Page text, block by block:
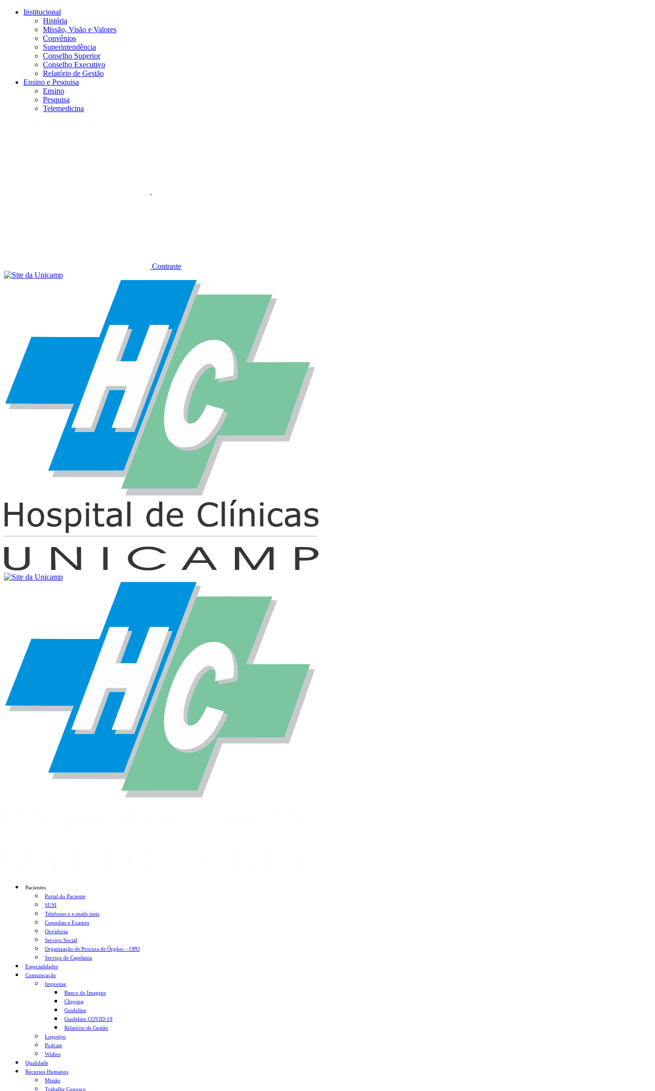
Conteúdo principal
Institucional
História
Missão, Visão e Valores
Convênios
Superintendência
Conselho Superior
Conselho Executivo
Relatório de Gestão
Ensino e Pesquisa
Ensino
Pesquisa
Telemedicina
Contraste
Pacientes
Portal do Paciente
SUSI
Telefones e e-mails úteis
Consultas e Exames
Ouvidoria
Serviço Social
Organização de Procura de Órgãos – OPO
Serviço de Capelania
Especialidades
Comunicação
Imprensa
Banco de Imagens
Clipping
Guideline
Guideline COVID-19
Relatório de Gestão
Logotipo
Podcast
Wishes
Qualidade
Recursos Humanos
Missão
Trabalhe Conosco